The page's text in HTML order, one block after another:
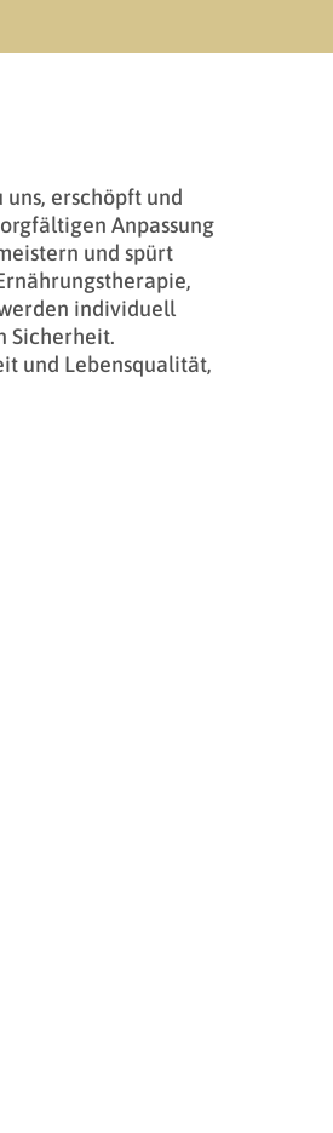
erschöpft und
Anpassung
und spürt
individuell
Sicherheit.
und Lebensqualität,